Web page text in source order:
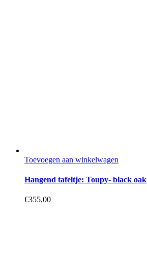
Toevoegen aan winkelwagen
Hangend tafeltje: Toupy- black oak
€355,00